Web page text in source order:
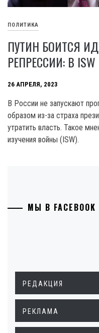
ПОЛИТИКА
ПУТИН БОИТСЯ
РЕПРЕССИИ: В
26 АПРЕЛЯ, 2023
В России не запускают
образом из-за страха
утратить власть. Такое
изучения войны (ISW).
МЫ В FACEBOOK
РЕДАКЦИЯ
РЕКЛАМА